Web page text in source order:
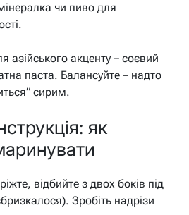
чи пиво для
азійського акценту – соєвий
паста. Балансуйте – надто
сирим.
як
відбийте з двох боків під
Зробіть надрізи